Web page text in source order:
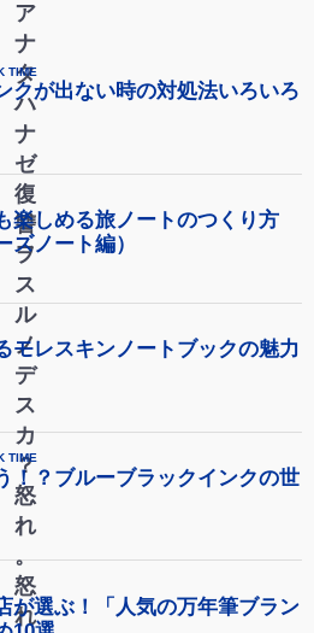
ア
ナ
タ
ハ
ナ
ゼ
復
讐
ヲ
ス
ル
ノ
デ
ス
カ
？
怒
れ
。
怒
れ